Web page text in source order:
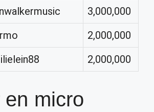
3,000,000
2,000,000
2,000,000
en micro